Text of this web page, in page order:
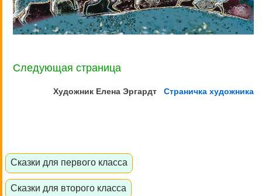
Следующая страница
Художник Елена Эргардт Страничка художника
Сказки для первого класса
Сказки для второго класса